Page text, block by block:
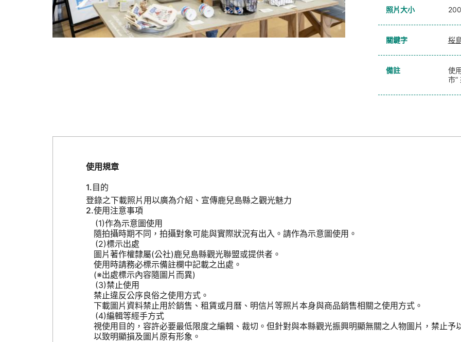
照片大小
關鍵字 桜
備註
使
市”
使用規章
目的
登錄之下載照片用以廣為介紹、宣傳鹿兒島縣之觀光魅力
使用注意事項
作為示意圖使用
隨拍攝時期不同，拍攝對象可能與實際狀況有出入。請作為示意圖使用。
標示出處
圖片著作權隸屬(公社)鹿兒島縣觀光聯盟或提供者。
使用時請務必標示備註欄中記載之出處。
(※出處標示內容隨圖片而異)
禁止使用
禁止違反公序良俗之使用方式。
下載圖片資料禁止用於銷售、租賃或月曆、明信片等照片本身與商品銷售相關之使用方式。
編輯等經手方式
視使用目的，容許必要最低限度之編輯、裁切。但針對與本縣觀光振興明顯無關之人物圖片，禁止予
以致明顯損及圖片原有形象。